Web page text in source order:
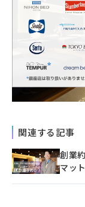
関連する記事
創業
マッ